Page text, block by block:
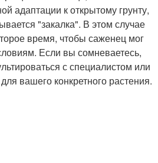
адаптации к открытому грунту,
"закалка". В этом случае
время, чтобы саженец мог
Если вы сомневаетесь,
с специалистом или
вашего конкретного растения.